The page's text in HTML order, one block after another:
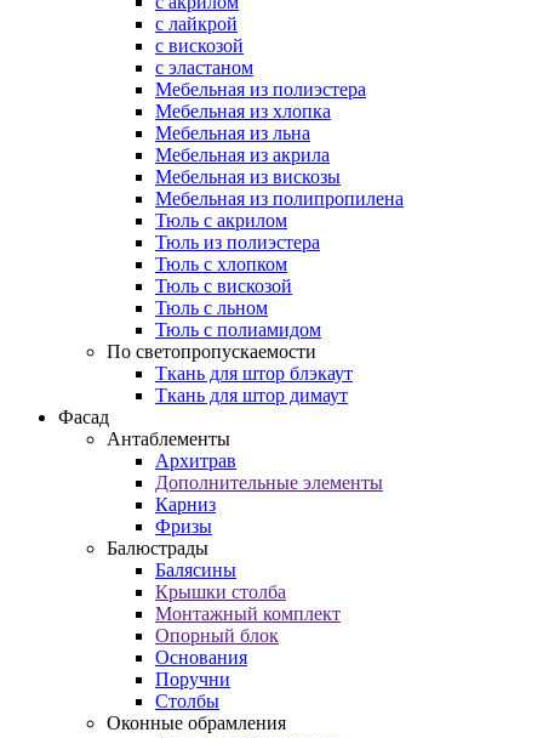
с лайкрой
с вискозой
с эластаном
Мебельная из полиэстера
Мебельная из хлопка
Мебельная из льна
Мебельная из акрила
Мебельная из вискозы
Мебельная из полипропилена
Тюль с акрилом
Тюль из полиэстера
Тюль с хлопком
Тюль с вискозой
Тюль с льном
Тюль с полиамидом
По светопропускаемости
Ткань для штор блэкаут
Ткань для штор димаут
Фасад
Антаблементы
Архитрав
Дополнительные элементы
Карниз
Фризы
Балюстрады
Балясины
Крышки столба
Монтажный комплект
Опорный блок
Основания
Поручни
Столбы
Оконные обрамления